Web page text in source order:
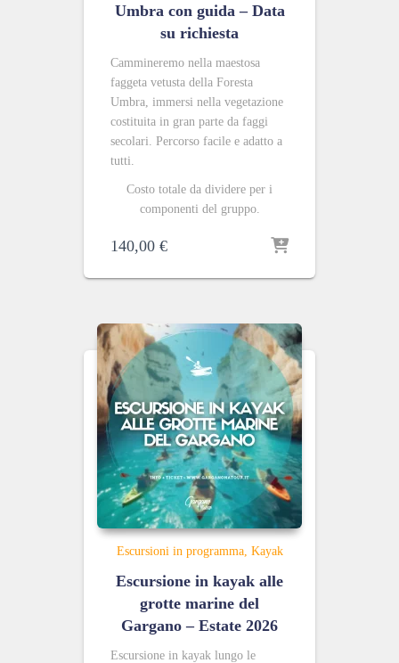
Umbra con guida – Data
su richiesta
Cammineremo nella maestosa
faggeta vetusta della Foresta
Umbra, immersi nella vegetazione
costituita in gran parte da faggi
secolari. Percorso facile e adatto a
tutti.
Costo totale da dividere per i
componenti del gruppo.
140,00 €
Escursioni in programma Kayak
Escursione in kayak alle
grotte marine del
Gargano – Estate 2026
Escursione in kayak lungo le